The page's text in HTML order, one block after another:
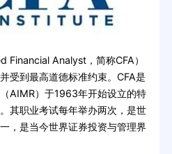
Financial Analyst，简称CFA）
受到最高道德标准约束。CFA是
AIMR）于1963年开始设立的特
其职业考试每年举办两次，是世
，是当今世界证券投资与管理界